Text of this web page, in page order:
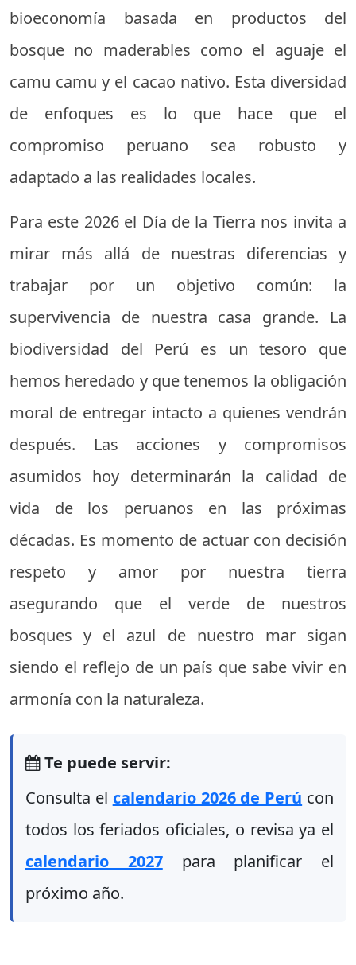
bioeconomía basada en productos del
bosque no maderables como el aguaje el
camu camu y el cacao nativo. Esta diversidad
de enfoques es lo que hace que el
compromiso peruano sea robusto y
adaptado a las realidades locales.
Para este 2026 el Día de la Tierra nos invita a
mirar más allá de nuestras diferencias y
trabajar por un objetivo común: la
supervivencia de nuestra casa grande. La
biodiversidad del Perú es un tesoro que
hemos heredado y que tenemos la obligación
moral de entregar intacto a quienes vendrán
después. Las acciones y compromisos
asumidos hoy determinarán la calidad de
vida de los peruanos en las próximas
décadas. Es momento de actuar con decisión
respeto y amor por nuestra tierra
asegurando que el verde de nuestros
bosques y el azul de nuestro mar sigan
siendo el reflejo de un país que sabe vivir en
armonía con la naturaleza.
Te puede servir:
Consulta el calendario 2026 de Perú con
todos los feriados oficiales, o revisa ya el
calendario 2027para planificar el
próximo año.